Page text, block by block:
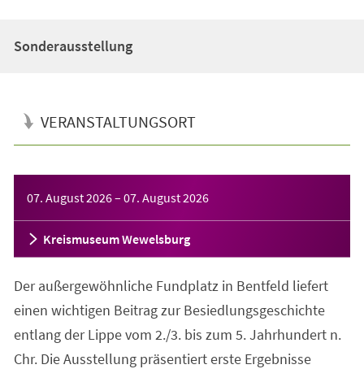
Sonderausstellung
VERANSTALTUNGSORT
07. August 2026– 07. August 2026
Kreismuseum Wewelsburg
Der außergewöhnliche Fundplatz in Bentfeld liefert
einen wichtigen Beitrag zur Besiedlungsgeschichte
entlang der Lippe vom 2./3. bis zum 5. Jahrhundert n.
Chr. Die Ausstellung präsentiert erste Ergebnisse